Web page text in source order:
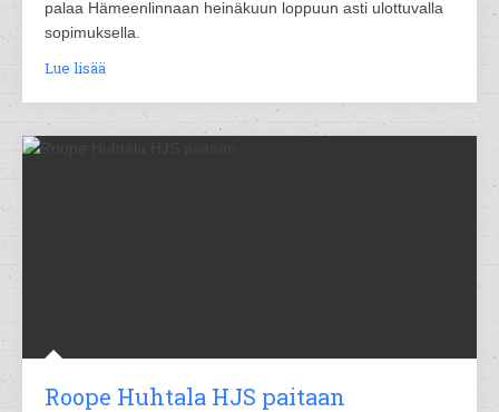
palaa Hämeenlinnaan heinäkuun loppuun asti ulottuvalla
sopimuksella.
Lue lisää
Roope Huhtala HJS paitaan